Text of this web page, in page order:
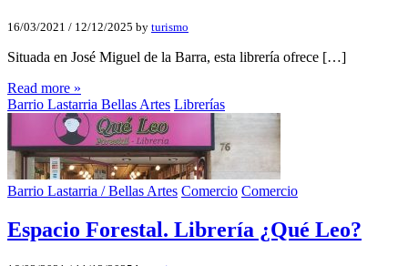
16/03/2021 / 12/12/2025 by turismo
Situada en José Miguel de la Barra, esta librería ofrece […]
Read more »
Barrio Lastarria Bellas Artes Librerías
Barrio Lastarria / Bellas Artes Comercio Comercio
Espacio Forestal. Librería ¿Qué Leo?